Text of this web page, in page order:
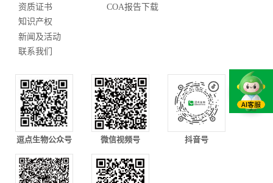
资质证书
知识产权
新闻及活动
联系我们
COA报告下载
逗点生物公众号 微信视频号 抖音号